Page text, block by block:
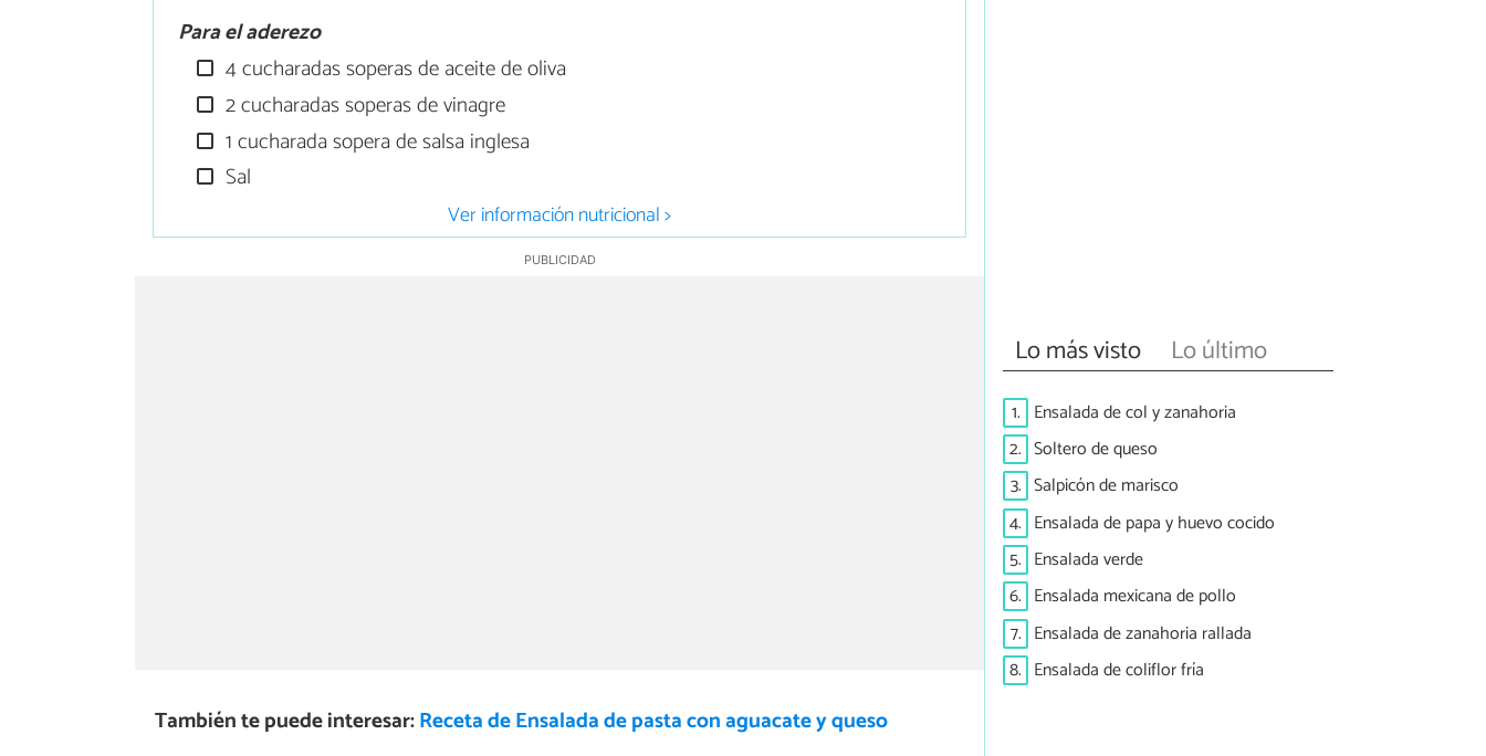
Para el aderezo
4 cucharadas soperas de aceite de oliva
2 cucharadas soperas de vinagre
1 cucharada sopera de salsa inglesa
Sal
Ver información nutricional >
También te puede interesar:Receta de Ensalada de pasta con aguacate y queso
Lo más visto Lo último
1. Ensalada de col y zanahoria
2. Soltero de queso
3. Salpicón de marisco
4. Ensalada de papa y huevo cocido
5. Ensalada verde
6. Ensalada mexicana de pollo
7. Ensalada de zanahoria rallada
8. Ensalada de coliflor fría